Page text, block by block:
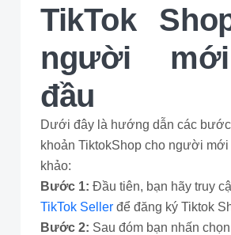
TikTok
người
đầu
Dưới đây là hướng dẫn các
khoản TiktokShop cho người mới
khảo:
Bước 1: Đầu tiên, bạn hãy truy
TikTok Seller để đăng ký Tiktok
Bước 2: Sau đóm bạn nhấn chọn